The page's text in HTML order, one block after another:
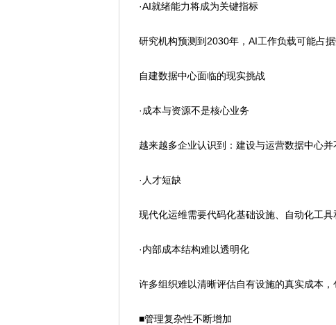
·AI就绪能力将成为关键指标
研究机构预测到2030年，AI工作负载可能占据
自建数据中心面临的现实挑战
·成本与资源不是核心业务
越来越多企业认识到：建设与运营数据中心并
·人才短缺
现代化运维需要代码化基础设施、自动化工具
·内部成本结构难以透明化
许多组织难以清晰评估自有设施的真实成本，
■管理复杂性不断增加